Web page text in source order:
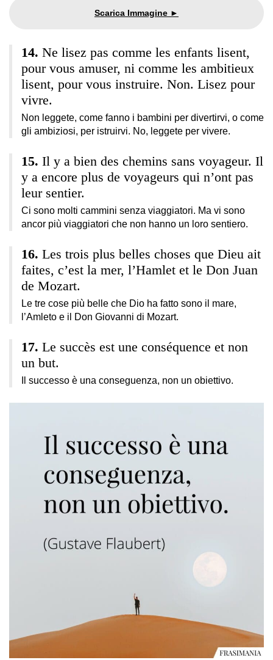
Ne lisez pas comme les enfants lisent,
pour vous amuser, ni comme les ambitieux
lisent, pour vous instruire. Non. Lisez pour
vivre.
Non leggete, come fanno i bambini per divertirvi, o come
gli ambiziosi, per istruirvi. No, leggete per vivere.
Il y a bien des chemins sans voyageur. Il
y a encore plus de voyageurs qui n’ont pas
leur sentier.
Ci sono molti cammini senza viaggiatori. Ma vi sono
ancor più viaggiatori che non hanno un loro sentiero.
Les trois plus belles choses que Dieu ait
faites, c’est la mer, l’Hamlet et le Don Juan
de Mozart.
Le tre cose più belle che Dio ha fatto sono il mare,
l’Amleto e il Don Giovanni di Mozart.
Le succès est une conséquence et non
un but.
Il successo è una conseguenza, non un obiettivo.